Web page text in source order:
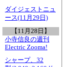
ダイジェストニュ
ース(11月29日)
【11月28日】
小寺信良の週刊
Electric Zooma!
シャープ、32